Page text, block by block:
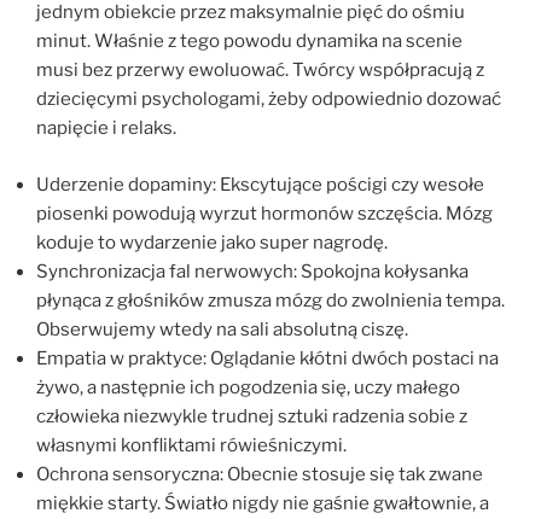
jednym obiekcie przez maksymalnie pięć do ośmiu
minut. Właśnie z tego powodu dynamika na scenie
musi bez przerwy ewoluować. Twórcy współpracują z
dziecięcymi psychologami, żeby odpowiednio dozować
napięcie i relaks.
Uderzenie dopaminy: Ekscytujące pościgi czy wesołe
piosenki powodują wyrzut hormonów szczęścia. Mózg
koduje to wydarzenie jako super nagrodę.
Synchronizacja fal nerwowych: Spokojna kołysanka
płynąca z głośników zmusza mózg do zwolnienia tempa.
Obserwujemy wtedy na sali absolutną ciszę.
Empatia w praktyce: Oglądanie kłótni dwóch postaci na
żywo, a następnie ich pogodzenia się, uczy małego
człowieka niezwykle trudnej sztuki radzenia sobie z
własnymi konfliktami rówieśniczymi.
Ochrona sensoryczna: Obecnie stosuje się tak zwane
miękkie starty. Światło nigdy nie gaśnie gwałtownie, a